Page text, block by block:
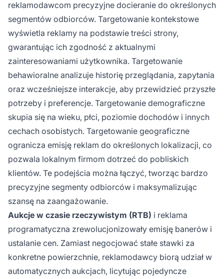
reklamodawcom precyzyjne docieranie do określonych
segmentów odbiorców. Targetowanie kontekstowe
wyświetla reklamy na podstawie treści strony,
gwarantując ich zgodność z aktualnymi
zainteresowaniami użytkownika. Targetowanie
behawioralne analizuje historię przeglądania, zapytania
oraz wcześniejsze interakcje, aby przewidzieć przyszłe
potrzeby i preferencje. Targetowanie demograficzne
skupia się na wieku, płci, poziomie dochodów i innych
cechach osobistych. Targetowanie geograficzne
ogranicza emisję reklam do określonych lokalizacji, co
pozwala lokalnym firmom dotrzeć do pobliskich
klientów. Te podejścia można łączyć, tworząc bardzo
precyzyjne segmenty odbiorców i maksymalizując
szansę na zaangażowanie.
Aukcje w czasie rzeczywistym (RTB) i reklama
programatyczna zrewolucjonizowały emisję banerów i
ustalanie cen. Zamiast negocjować stałe stawki za
konkretne powierzchnie, reklamodawcy biorą udział w
automatycznych aukcjach, licytując pojedyncze